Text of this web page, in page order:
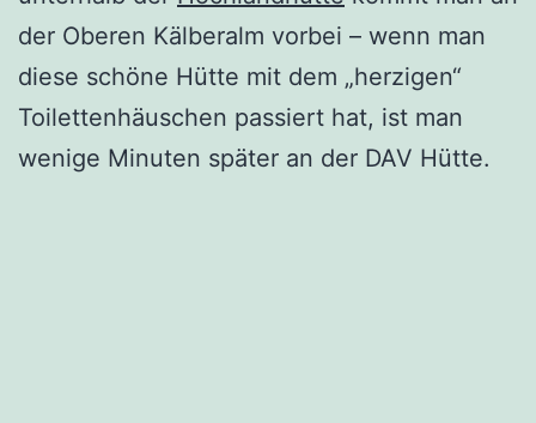
der Oberen Kälberalm vorbei – wenn man
diese schöne Hütte mit dem „herzigen“
Toilettenhäuschen passiert hat, ist man
wenige Minuten später an der DAV Hütte.